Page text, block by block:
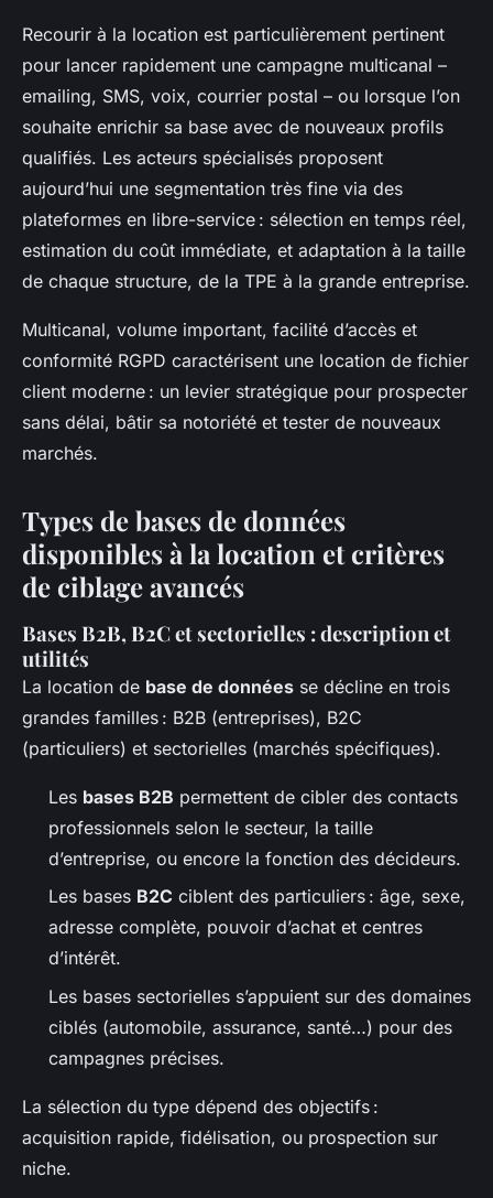
Recourir à la location est particulièrement pertinent
pour lancer rapidement une campagne multicanal –
emailing, SMS, voix, courrier postal – ou lorsque l’on
souhaite enrichir sa base avec de nouveaux profils
qualifiés. Les acteurs spécialisés proposent
aujourd’hui une segmentation très fine via des
plateformes en libre-service : sélection en temps réel,
estimation du coût immédiate, et adaptation à la taille
de chaque structure, de la TPE à la grande entreprise.
Multicanal, volume important, facilité d’accès et
conformité RGPD caractérisent une location de fichier
client moderne : un levier stratégique pour prospecter
sans délai, bâtir sa notoriété et tester de nouveaux
marchés.
Types de bases de données
disponibles à la location et critères
de ciblage avancés
Bases B2B, B2C et sectorielles : description et
utilités
La location de base de données se décline en trois
grandes familles : B2B (entreprises), B2C
(particuliers) et sectorielles (marchés spécifiques).
Les bases B2B permettent de cibler des contacts
professionnels selon le secteur, la taille
d’entreprise, ou encore la fonction des décideurs.
Les bases B2C ciblent des particuliers : âge, sexe,
adresse complète, pouvoir d’achat et centres
d’intérêt.
Les bases sectorielles s’appuient sur des domaines
ciblés (automobile, assurance, santé…) pour des
campagnes précises.
La sélection du type dépend des objectifs :
acquisition rapide, fidélisation, ou prospection sur
niche.